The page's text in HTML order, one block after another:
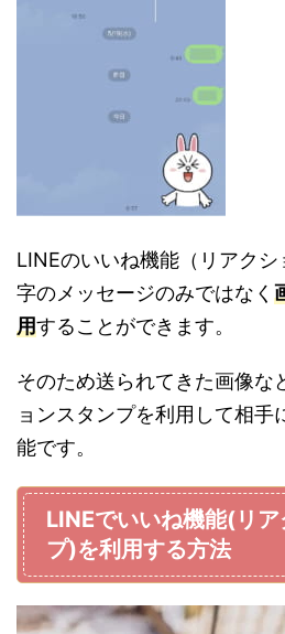
LINEのいいね機能（リアク
字のメッセージのみではなく
用することができます。
そのため送られてきた画像な
ョンスタンプを利用して相手
能です。
LINEでいいね機能(リ
プ)を利用する方法